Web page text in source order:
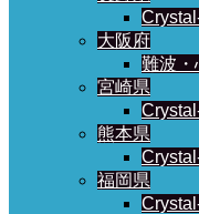
大阪府
難波・
宮崎県
熊本県
福岡県